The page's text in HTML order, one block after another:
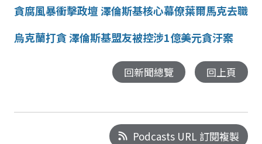
貪腐風暴衝擊政壇 澤倫斯基核心幕僚葉爾馬克去職
烏克蘭打貪 澤倫斯基盟友被控涉1億美元貪汙案
回新聞總覽 回上頁
Podcasts URL 訂閱複製